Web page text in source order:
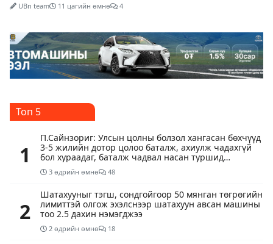
UBn team 11 цагийн өмнө 4
Топ 5
1
П.Сайнзориг: Улсын цолны болзол хангасан бөхчүүд
3-5 жилийн дотор цолоо баталж, ахиулж чадахгүй
бол хураадаг, баталж чадвал насан туршид
хадгалдаг болбол найраа багасна
3 өдрийн өмнө 48
2
Шатахууныг тэгш, сондгойгоор 50 мянган төгрөгийн
лимиттэй олгож эхэлснээр шатахуун авсан машины
тоо 2.5 дахин нэмэгджээ
2 өдрийн өмнө 18